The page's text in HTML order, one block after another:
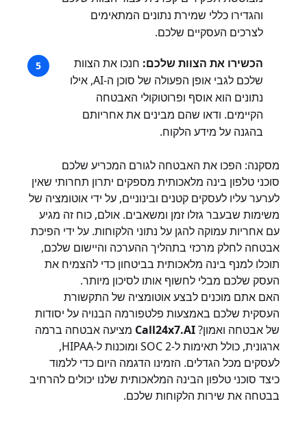
והגדירו כללי שמירת נתונים המתאימים
לצרכים העסקיים שלכם.
הכשירו את הצוות שלכם: חנכו את הצוות
שלכם לגבי אופן הפעולה של סוכן ה-AI, אילו
נתונים הוא אוסף ופרוטוקולי האבטחה
הקיימים. ודאו שהם מבינים את אחריותם
בהגנה על מידע הלקוח.
מסקנה: הפכו את האבטחה לגורם המכריע שלכם
סוכני טלפון בינה מלאכותית מספקים יתרון תחרותי שאין
לערער עליו לעסקים קטנים ובינוניים, על ידי אוטומציה של
משימות שבעבר גזלו זמן ומשאבים. אולם, כוח זה מגיע
עם אחריות עמוקה להגן על נתוני הלקוחות. על ידי הפיכת
אבטחה לחלק מרכזי בתהליך ההערכה והיישום שלכם,
תוכלו למנף בינה מלאכותית בביטחון כדי להצמיח את
העסק שלכם מבלי לחשוף אותו לסיכון מיותר.
האם אתם מוכנים לבצע אוטומציה של התקשורת
העסקית שלכם באמצעות פלטפורמה הבנויה על יסודות
של אבטחה ואמון?Call24x7.AI מציעה אבטחה ברמה
ארגונית, כולל תאימות ל-SOC 2 ומוכנות ל-HIPAA,
לעסקים מכל הגדלים. הזמינו הדגמה היום כדי ללמוד
כיצד סוכני טלפון הבינה המלאכותית שלנו יכולים להרחיב
בבטחה את שירות הלקוחות שלכם.